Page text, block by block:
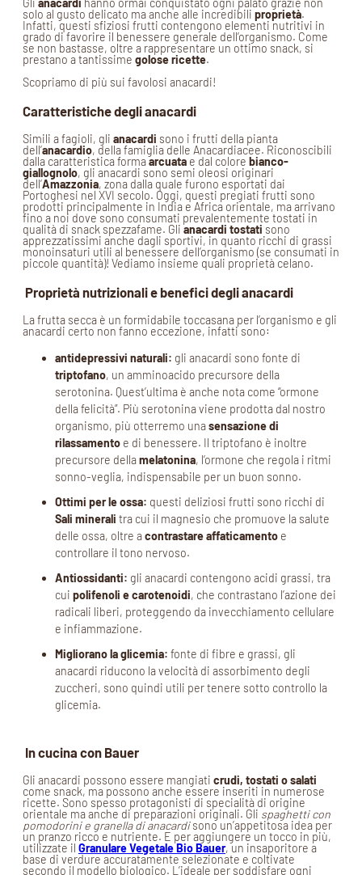
Gli anacardi hanno ormai conquistato ogni palato grazie non
solo al gusto delicato ma anche alle incredibili proprietà.
Infatti, questi sfiziosi frutti contengono elementi nutritivi in
grado di favorire il benessere generale dell’organismo. Come
se non bastasse, oltre a rappresentare un ottimo snack, si
prestano a tantissime golose ricette.
Scopriamo di più sui favolosi anacardi!
Caratteristiche degli anacardi
Simili a fagioli, gli anacardi sono i frutti della pianta
dell’anacardio, della famiglia delle Anacardiacee. Riconoscibili
dalla caratteristica formaarcuata e dal colore bianco-
giallognolo, gli anacardi sono semi oleosi originari
dell’Amazzonia, zona dalla quale furono esportati dai
Portoghesi nel XVI secolo. Oggi, questi pregiati frutti sono
prodotti principalmente in India e Africa orientale, ma arrivano
fino a noi dove sono consumati prevalentemente tostati in
qualità di snack spezzafame. Gli anacardi tostati sono
apprezzatissimi anche dagli sportivi, in quanto ricchi di grassi
monoinsaturi utili al benessere dell’organismo (se consumati in
piccole quantità)! Vediamo insieme quali proprietà celano.
Proprietà nutrizionali e benefici degli anacardi
La frutta secca è un formidabile toccasana per l’organismo e gli
anacardi certo non fanno eccezione, infatti sono:
antidepressivi naturali: gli anacardi sono fonte di
triptofano, un amminoacido precursore della
serotonina. Quest’ultima è anche nota come “ormone
della felicità”. Più serotonina viene prodotta dal nostro
organismo, più otterremo unasensazione di
rilassamento e di benessere. Il triptofano è inoltre
precursore dellamelatonina, l’ormone che regola i ritmi
sonno-veglia, indispensabile per un buon sonno.
Ottimi per le ossa: questi deliziosi frutti sono ricchi di
Sali minerali tra cui il magnesio che promuove la salute
delle ossa, oltre acontrastare affaticamento e
controllare il tono nervoso.
Antiossidanti: gli anacardi contengono acidi grassi, tra
cui polifenoli e carotenoidi, che contrastano l’azione dei
radicali liberi, proteggendo da invecchiamento cellulare
e infiammazione.
Migliorano la glicemia: fonte di fibre e grassi, gli
anacardi riducono la velocità di assorbimento degli
zuccheri, sono quindi utili per tenere sotto controllo la
glicemia.
In cucina con Bauer
Gli anacardi possono essere mangiati crudi, tostati o salati
come snack, ma possono anche essere inseriti in numerose
ricette. Sono spesso protagonisti di specialità di origine
orientale ma anche di preparazioni originali. Gli spaghetti con
pomodorini e granella di anacardisono un’appetitosa idea per
un pranzo ricco e nutriente. E per aggiungere un tocco in più,
utilizzate il Granulare Vegetale Bio Bauer, un insaporitore a
base di verdure accuratamente selezionate e coltivate
secondo il modello biologico. L’ideale per soddisfare ogni